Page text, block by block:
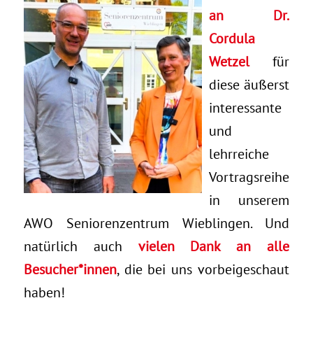
an Dr.
Cordula
Wetzelfür
diese äußerst
interessante
und
lehrreiche
Vortragsreihe
in unserem
AWO Seniorenzentrum Wieblingen. Und
natürlich auch vielen Dank an alle
Besucher*innen, die bei uns vorbeigeschaut
haben!